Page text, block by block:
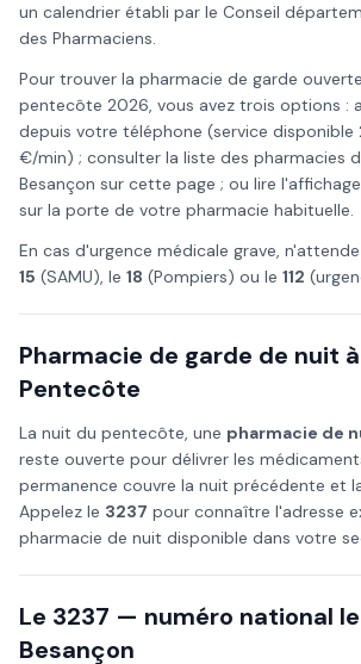
un calendrier établi par le Conseil
des Pharmaciens.
Pour trouver la pharmacie de garde
pentecôte 2026, vous avez trois options :
depuis votre téléphone (service disponible
€/min) ; consulter la liste des pharmacies
Besançon sur cette page ; ou lire
sur la porte de votre pharmacie habituelle.
En cas d'urgence médicale grave,
15 (SAMU), le 18 (Pompiers) ou le 112
Pharmacie de garde de nuit à
Pentecôte
La nuit du pentecôte, une pharmacie de
reste ouverte pour délivrer les
permanence couvre la nuit précédente et
Appelez le 3237 pour connaître l'adresse
pharmacie de nuit disponible dans votre
Le 3237 — numéro national le
Besançon